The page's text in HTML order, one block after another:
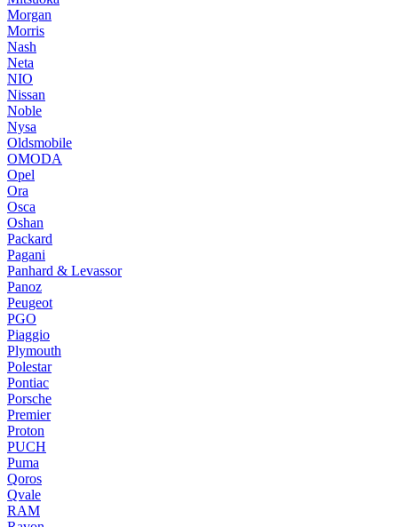
Morgan
Morris
Nash
Neta
NIO
Nissan
Noble
Nysa
Oldsmobile
OMODA
Opel
Ora
Osca
Oshan
Packard
Pagani
Panhard & Levassor
Panoz
Peugeot
PGO
Piaggio
Plymouth
Polestar
Pontiac
Porsche
Premier
Proton
PUCH
Puma
Qoros
Qvale
RAM